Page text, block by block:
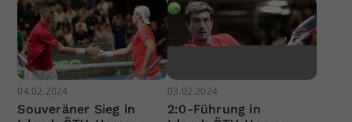
04.02.2024
Souveräner Sieg in
03.02.2024
2:0-Führung in